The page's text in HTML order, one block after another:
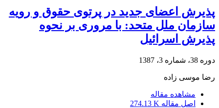
پذیرش اعضای جدید در پرتوی حقوق و رویه
سازمان ملل متحد: با مروری بر نحوه
پذیرش اسرائیل
دوره 38، شماره 3، 1387
رضا موسی زاده
مشاهده مقاله
اصل مقاله 274.13 K